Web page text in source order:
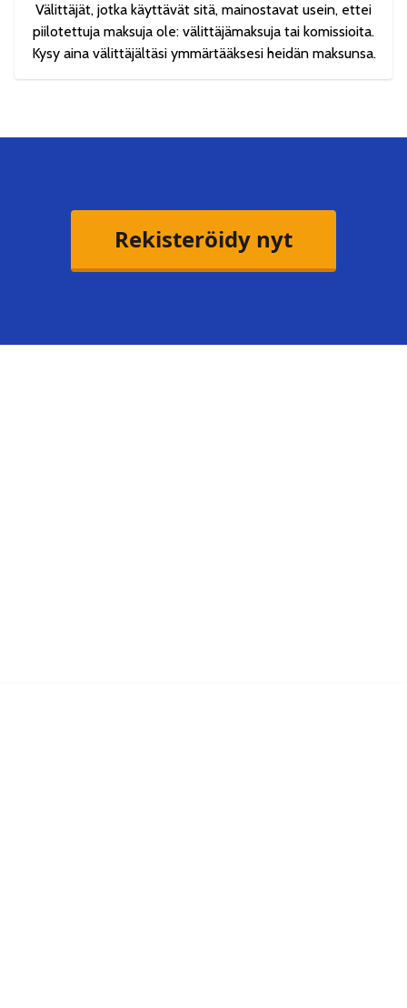
Välittäjät, jotka käyttävät sitä, mainostavat usein, ettei
piilotettuja maksuja ole: välittäjämaksuja tai komissioita.
Kysy aina välittäjältäsi ymmärtääksesi heidän maksunsa.
Rekisteröidy nyt